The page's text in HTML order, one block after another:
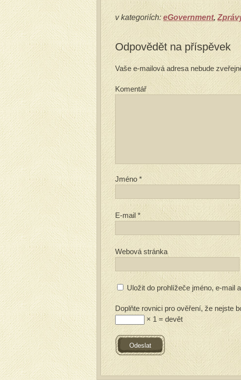
v kategoriích: eGovernment,
Odpovědět na příspěvek
Vaše e-mailová adresa nebude
Komentář
Jméno *
E-mail *
Webová stránka
Uložit do prohlížeče jméno, e-mail
Doplňte rovnici pro ověření, že nejste
× 1 = devět